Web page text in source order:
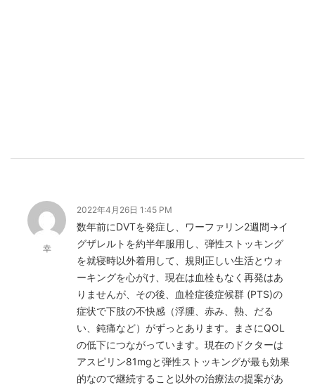
幸
2022年4月26日 1:45 PM
数年前にDVTを発症し、ワーファリン2週間→イ
グザレルトを約半年服用し、弾性ストッキング
を就寝時以外着用して、規則正しい生活とウォ
ーキングを心がけ、現在は血栓もなく再発はあ
りませんが、その後、血栓症後症候群 (PTS)の
症状で下肢の不快感（浮腫、赤み、熱、だる
い、鈍痛など）がずっとあります。まさにQOL
の低下につながっています。現在のドクターは
アスピリン81mgと弾性ストッキングが最も効果
的なので継続すること以外の治療法の提案があ